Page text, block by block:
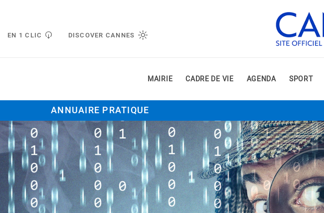
EN 1 CLIC DISCOVER CANNES
MAIRIE CADRE DE VIE AGENDA SPORT
ANNUAIRE PRATIQUE